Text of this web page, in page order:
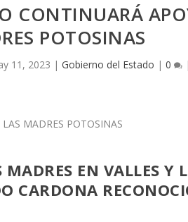
CONTINUARÁ
POTOSINAS
11, 2023 | Gobierno del Estado | 0 |
MADRES EN VALLES Y
CARDONA